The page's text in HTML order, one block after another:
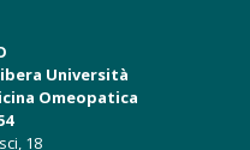
Università
Omeopatica
18